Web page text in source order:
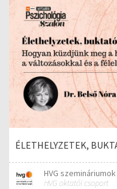
ÉLETHELYZETEK,
HVG oktatói csoport